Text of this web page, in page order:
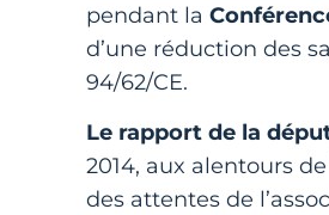
pendant la
d’une réduction des
94/62/CE.
Le rapport de la
2014, aux alentours de
des attentes de